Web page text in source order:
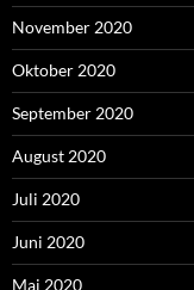
November 2020
Oktober 2020
September 2020
August 2020
Juli 2020
Juni 2020
Mai 2020